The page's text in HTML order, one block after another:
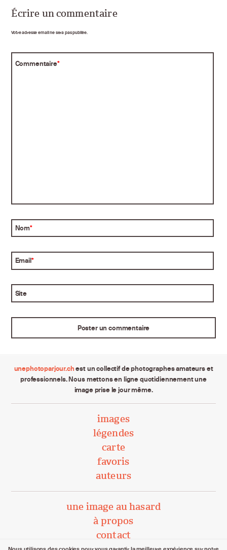
Écrire un commentaire
Votre adresse email ne sera pas publiée.
Commentaire*
Nom*
Email*
Site
unephotoparjour.chest un collectif de photographes amateurs et
professionnels. Nous mettons en ligne quotidiennement une
image prise le jour même.
images
légendes
carte
favoris
auteurs
une image au hasard
à propos
contact